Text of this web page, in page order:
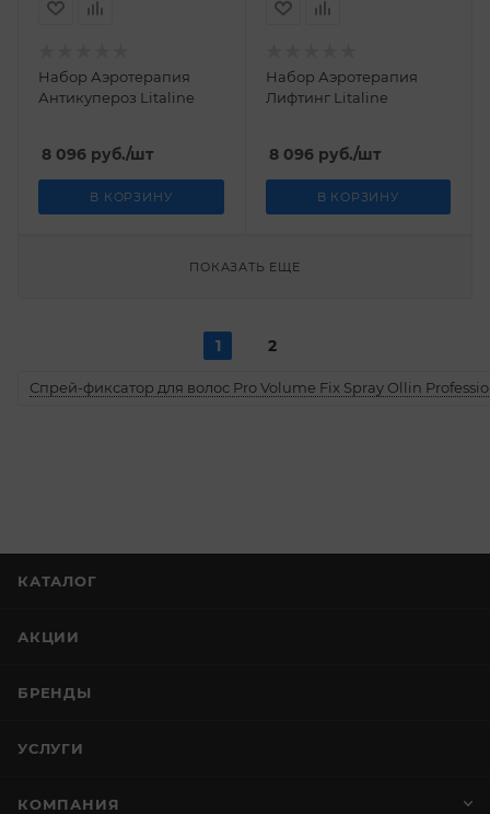
Набор Аэротерапия
Антикупероз Litaline
8 096 руб./шт
В КОРЗИНУ
Набор Аэротерапия
Лифтинг Litaline
8 096руб./шт
В КОРЗИНУ
ПОКАЗАТЬ ЕЩЕ
1 2
Спрей-фиксатор для волос Pro Volume Fix Spray Ollin
КАТАЛОГ
АКЦИИ
БРЕНДЫ
УСЛУГИ
КОМПАНИЯ